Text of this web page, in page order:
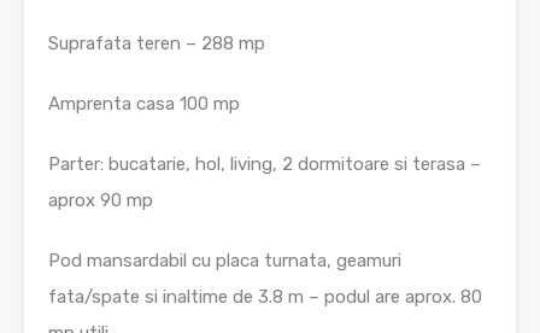
Suprafata teren – 288 mp
Amprenta casa 100 mp
Parter: bucatarie, hol, living, 2 dormitoare si terasa –
aprox 90 mp
Pod mansardabil cu placa turnata, geamuri
fata/spate si inaltime de 3.8 m – podul are aprox. 80